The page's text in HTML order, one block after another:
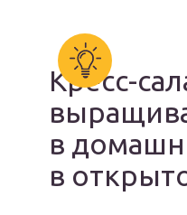
Кресс-
в
в